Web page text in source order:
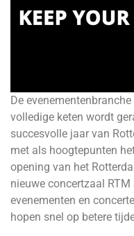
De
volledige keten wordt
succesvolle jaar van
met als hoogtepunten
opening van het
nieuwe concertzaal
evenementen en
hopen snel op betere